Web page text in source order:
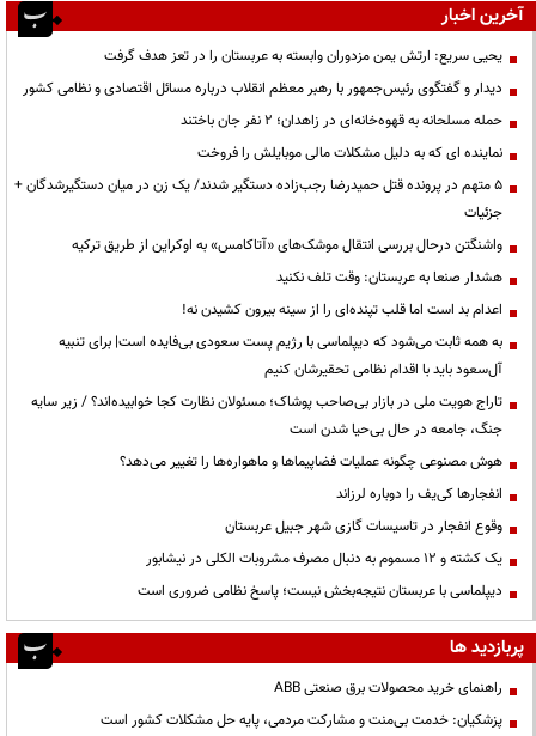
آخرین اخبار
یحیی سریع: ارتش یمن مزدوران وابسته به عربستان را در تعز هدف گرفت
دیدار و گفتگوی رئیس‌جمهور با رهبر معظم انقلاب درباره مسائل اقتصادی و نظامی کشور
حمله مسلحانه به قهوه‌خانه‌ای در زاهدان؛ ۲ نفر جان باختند
نماینده ای که به دلیل مشکلات مالی موبایلش را فروخت
۵ متهم در پرونده قتل حمیدرضا رجب‌زاده دستگیر شدند/ یک زن در میان دستگیرشدگان +
جزئیات
واشنگتن درحال بررسی انتقال موشک‌های «آتاکامس» به اوکراین از طریق ترکیه
هشدار صنعا به عربستان: وقت تلف نکنید
اعدام بد است اما قلب تپنده‌ای را از سینه بیرون کشیدن نه!
به همه ثابت می‌شود که دیپلماسی با رژیم پست سعودی بی‌فایده است| برای تنبیه
آل‌سعود باید با اقدام نظامی تحقیرشان کنیم
تاراج هویت ملی در بازار بی‌صاحب پوشاک؛ مسئولان نظارت کجا خوابیده‌اند؟ / زیر سایه
جنگ، جامعه در حال بی‌حیا شدن است
هوش مصنوعی چگونه عملیات فضاپیماها و ماهواره‌ها را تغییر می‌دهد؟
انفجارها کی‌یف را دوباره لرزاند
وقوع انفجار در تاسیسات گازی شهر جبیل عربستان
یک کشته و ۱۲ مسموم به دنبال مصرف مشروبات الکلی در نیشابور
دیپلماسی با عربستان نتیجه‌بخش نیست؛ پاسخ نظامی ضروری است
پربازدید ها
راهنمای خرید محصولات برق صنعتی ABB
پزشکیان: خدمت بی‌منت و مشارکت مردمی، پایه حل مشکلات کشور است